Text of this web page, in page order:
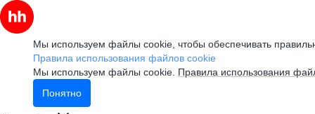
Мы используем файлы cookie, чтобы обеспечивать
Правила использования файлов cookie
Мы используем файлы cookie. Правила использования
Понятно